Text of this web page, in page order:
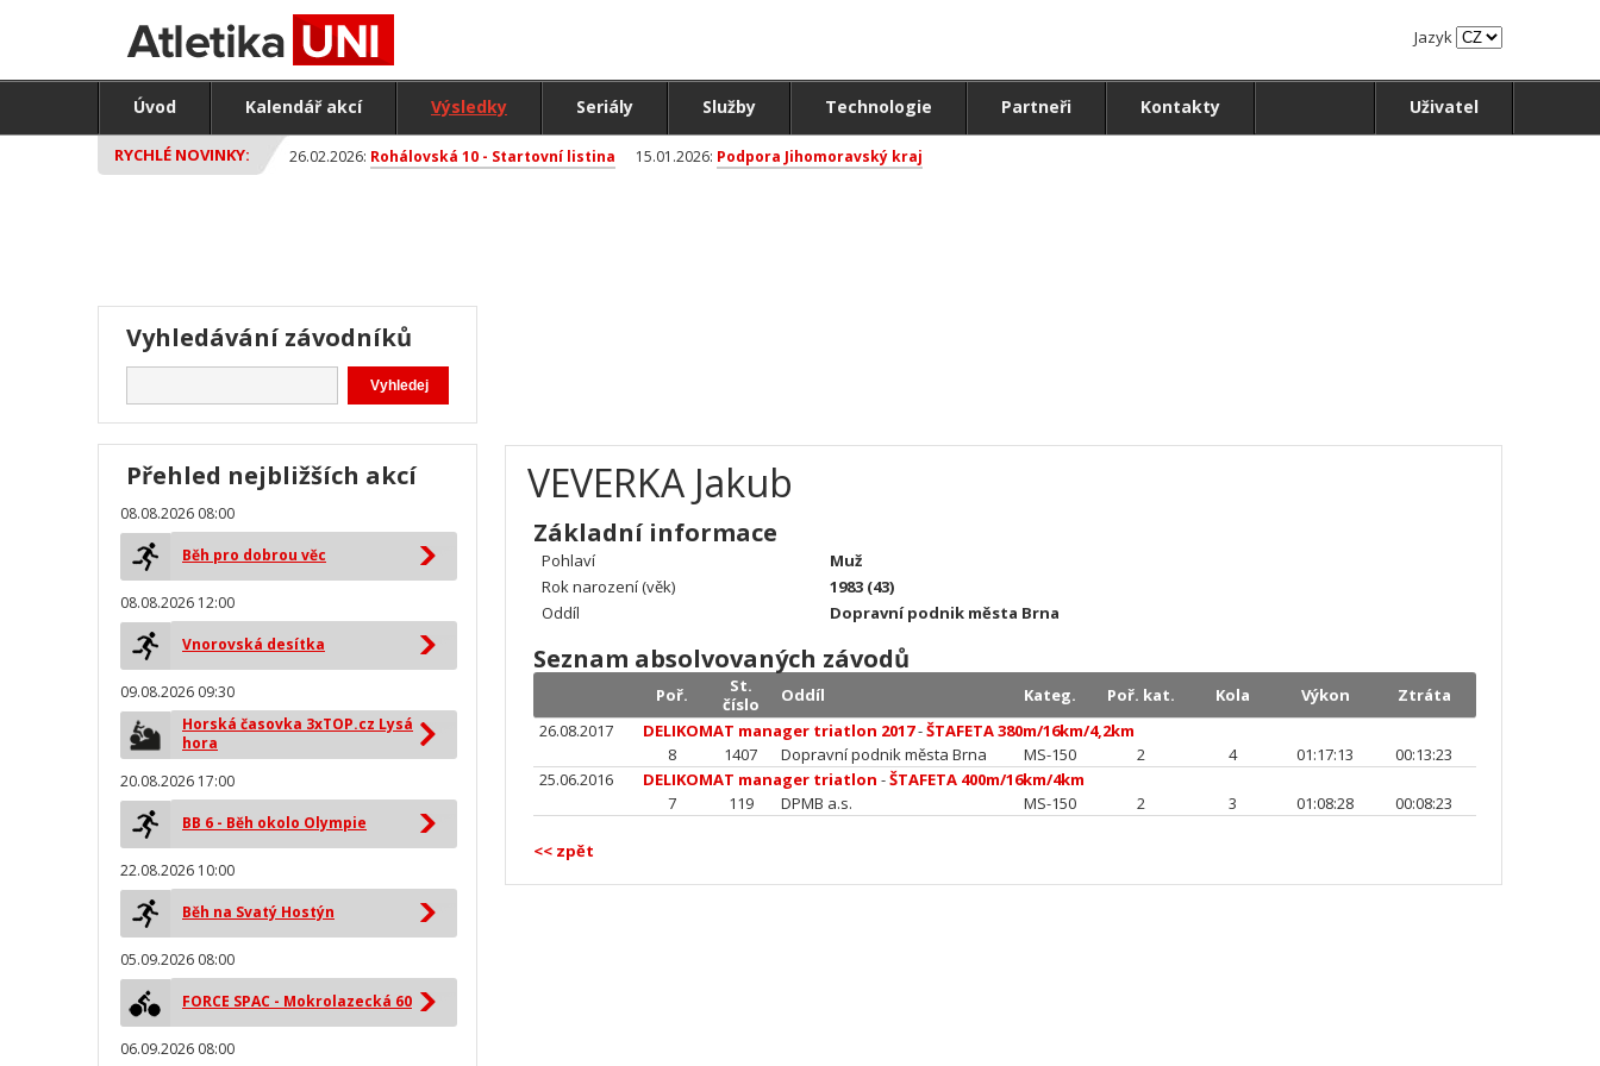
Jazyk
Úvod Kalendář akcí Výsledky Seriály Služby Technologie Partneři Kontakty Uživatel
RYCHLÉ NOVINKY: 26.02.2026: Rohálovská 10 - Startovní listina 15.01.2026: Podpora Jihomoravský kraj
VEVERKA Jakub
Základní informace
Pohlaví
Muž
Rok narození (věk)
1983 (43)
Oddíl
Dopravní podnik města Brna
Seznam absolvovaných závodů
Poř.
St.
číslo
Oddíl Kateg. Poř. kat. Kola Výkon
Ztráta
26.08.2017
DELIKOMAT manager triatlon 2017-ŠTAFETA 380m/16km/4,2km
8
1407 Dopravní podnik města Brna MS-150 2 4 01:17:13
00:13:23
25.06.2016
DELIKOMAT manager triatlon -ŠTAFETA 400m/16km/4km
7
119 DPMB a.s. MS-150 2 3 01:08:28 00:08:23
<< zpět
Vyhledávání závodníků
Přehled nejbližších akcí
08.08.2026 08:00
Běh pro dobrou věc
08.08.2026 12:00
Vnorovská desítka
09.08.2026 09:30
Horská časovka 3xTOP.cz Lysá
hora
20.08.2026 17:00
BB 6 - Běh okolo Olympie
22.08.2026 10:00
Běh na Svatý Hostýn
05.09.2026 08:00
FORCE SPAC - Mokrolazecká 60
06.09.2026 08:00